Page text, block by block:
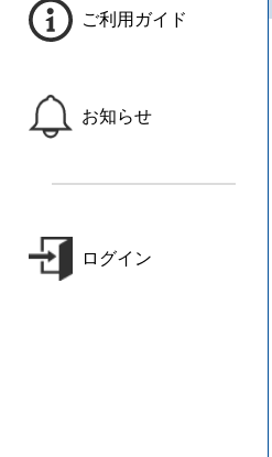
ご利用ガイド
お知らせ
ログイン